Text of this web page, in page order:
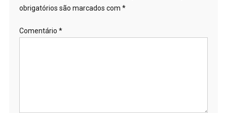
obrigatórios são marcados com *
Comentário *